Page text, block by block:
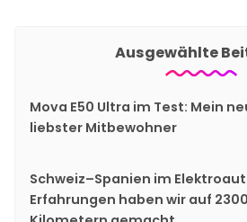
Ausgewählte
Mova E50 Ultra im Test: Mein
liebster Mitbewohner
Schweiz–Spanien im
Erfahrungen haben wir auf 2300